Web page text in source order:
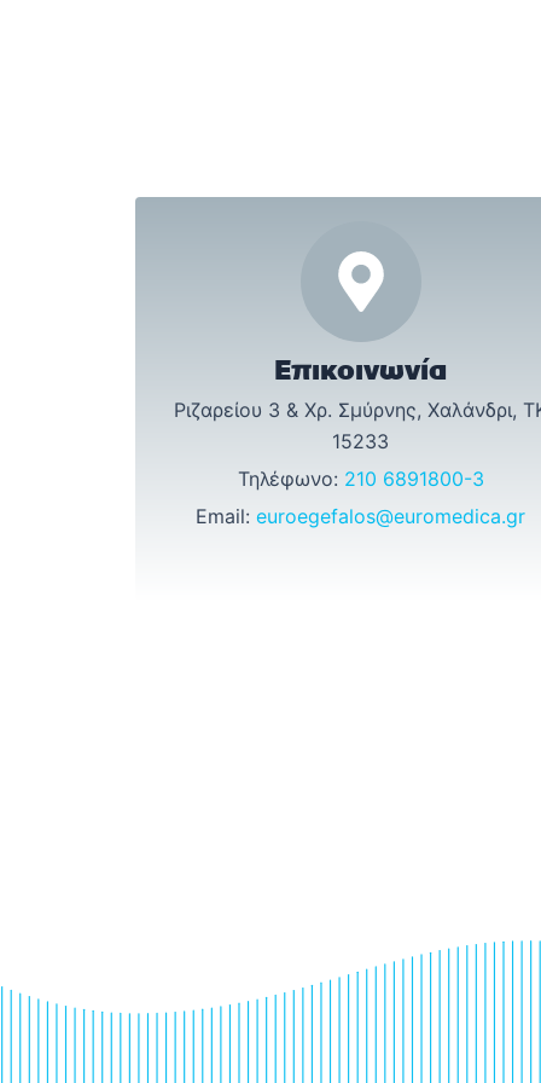
Επικοινωνία
Ριζαρείου 3 & Χρ. Σμύρνης, Χαλάνδρι,
15233
Τηλέφωνο: 210 6891800-3
Email: euroegefalos@euromedica.gr